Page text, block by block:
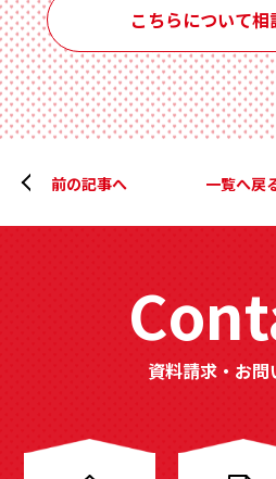
こちらについて相
前の記事へ 一覧へ戻
資料請求・お問
譲